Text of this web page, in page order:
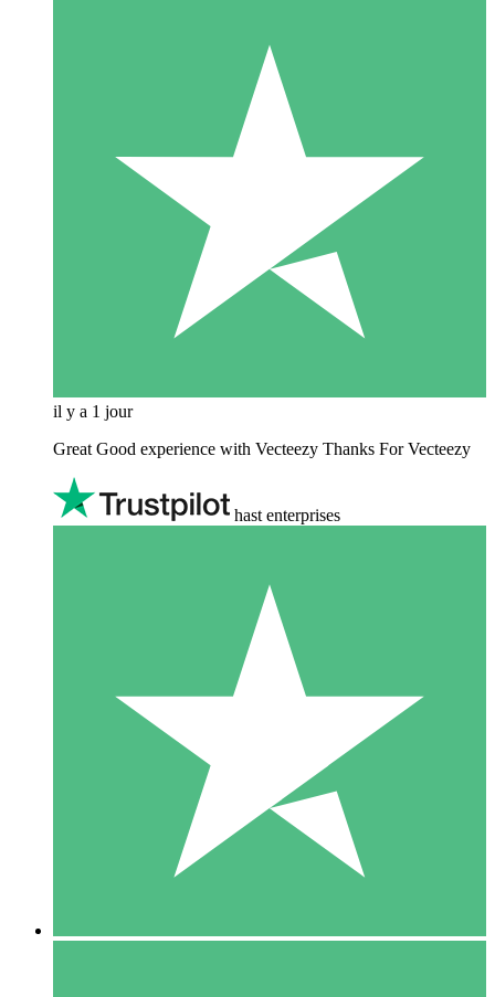
il y a 1 jour
Great Good experience with Vecteezy Thanks For Vecteezy
hast enterprises